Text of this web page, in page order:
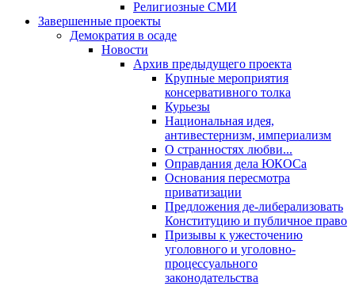
Религиозные СМИ
Завершенные проекты
Демократия в осаде
Новости
Архив предыдущего проекта
Крупные мероприятия
консервативного толка
Курьезы
Национальная идея,
антивестернизм, империализм
О странностях любви...
Оправдания дела ЮКОСа
Основания пересмотра
приватизации
Предложения де-либерализовать
Конституцию и публичное право
Призывы к ужесточению
уголовного и уголовно-
процессуального
законодательства